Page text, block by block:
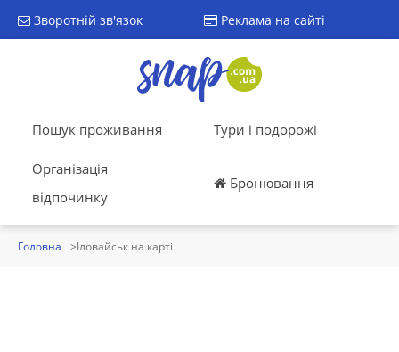
Зворотній зв'язок Реклама на сайті
Пошук проживання Тури і подорожі
Організація
відпочинку
Бронювання
Головна Іловайськ на карті